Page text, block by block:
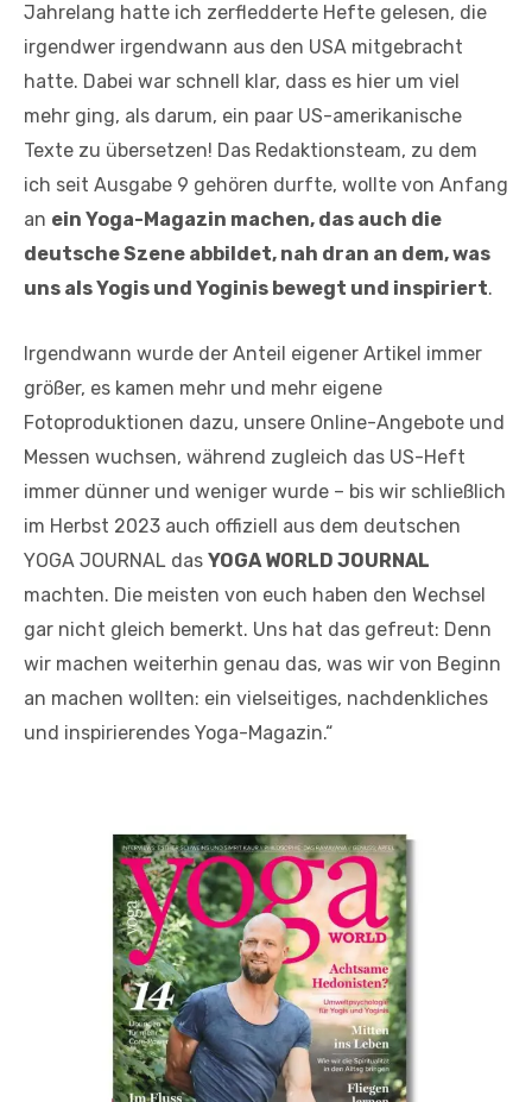
Jahrelang hatte ich zerfledderte Hefte gelesen, die
irgendwer irgendwann aus den USA mitgebracht
hatte. Dabei war schnell klar, dass es hier um viel
mehr ging, als darum, ein paar US-amerikanische
Texte zu übersetzen! Das Redaktionsteam, zu dem
ich seit Ausgabe 9 gehören durfte, wollte von Anfang
an ein Yoga-Magazin machen, das auch die
deutsche Szene abbildet, nah dran an dem, was
uns als Yogis und Yoginis bewegt und inspiriert.
Irgendwann wurde der Anteil eigener Artikel immer
größer, es kamen mehr und mehr eigene
Fotoproduktionen dazu, unsere Online-Angebote und
Messen wuchsen, während zugleich das US-Heft
immer dünner und weniger wurde – bis wir schließlich
im Herbst 2023 auch offiziell aus dem deutschen
YOGA JOURNAL das YOGA WORLD JOURNAL
machten. Die meisten von euch haben den Wechsel
gar nicht gleich bemerkt. Uns hat das gefreut: Denn
wir machen weiterhin genau das, was wir von Beginn
an machen wollten: ein vielseitiges, nachdenkliches
und inspirierendes Yoga-Magazin.“